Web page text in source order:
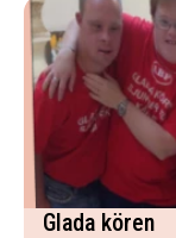
Glada kören